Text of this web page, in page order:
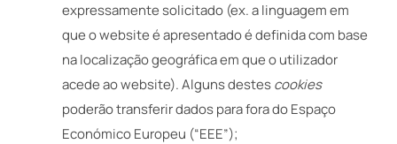
expressamente solicitado (ex. a linguagem em
que o website é apresentado é definida com base
na localização geográfica em que o utilizador
acede ao website). Alguns destescookies
poderão transferir dados para fora do Espaço
Económico Europeu (“EEE”);